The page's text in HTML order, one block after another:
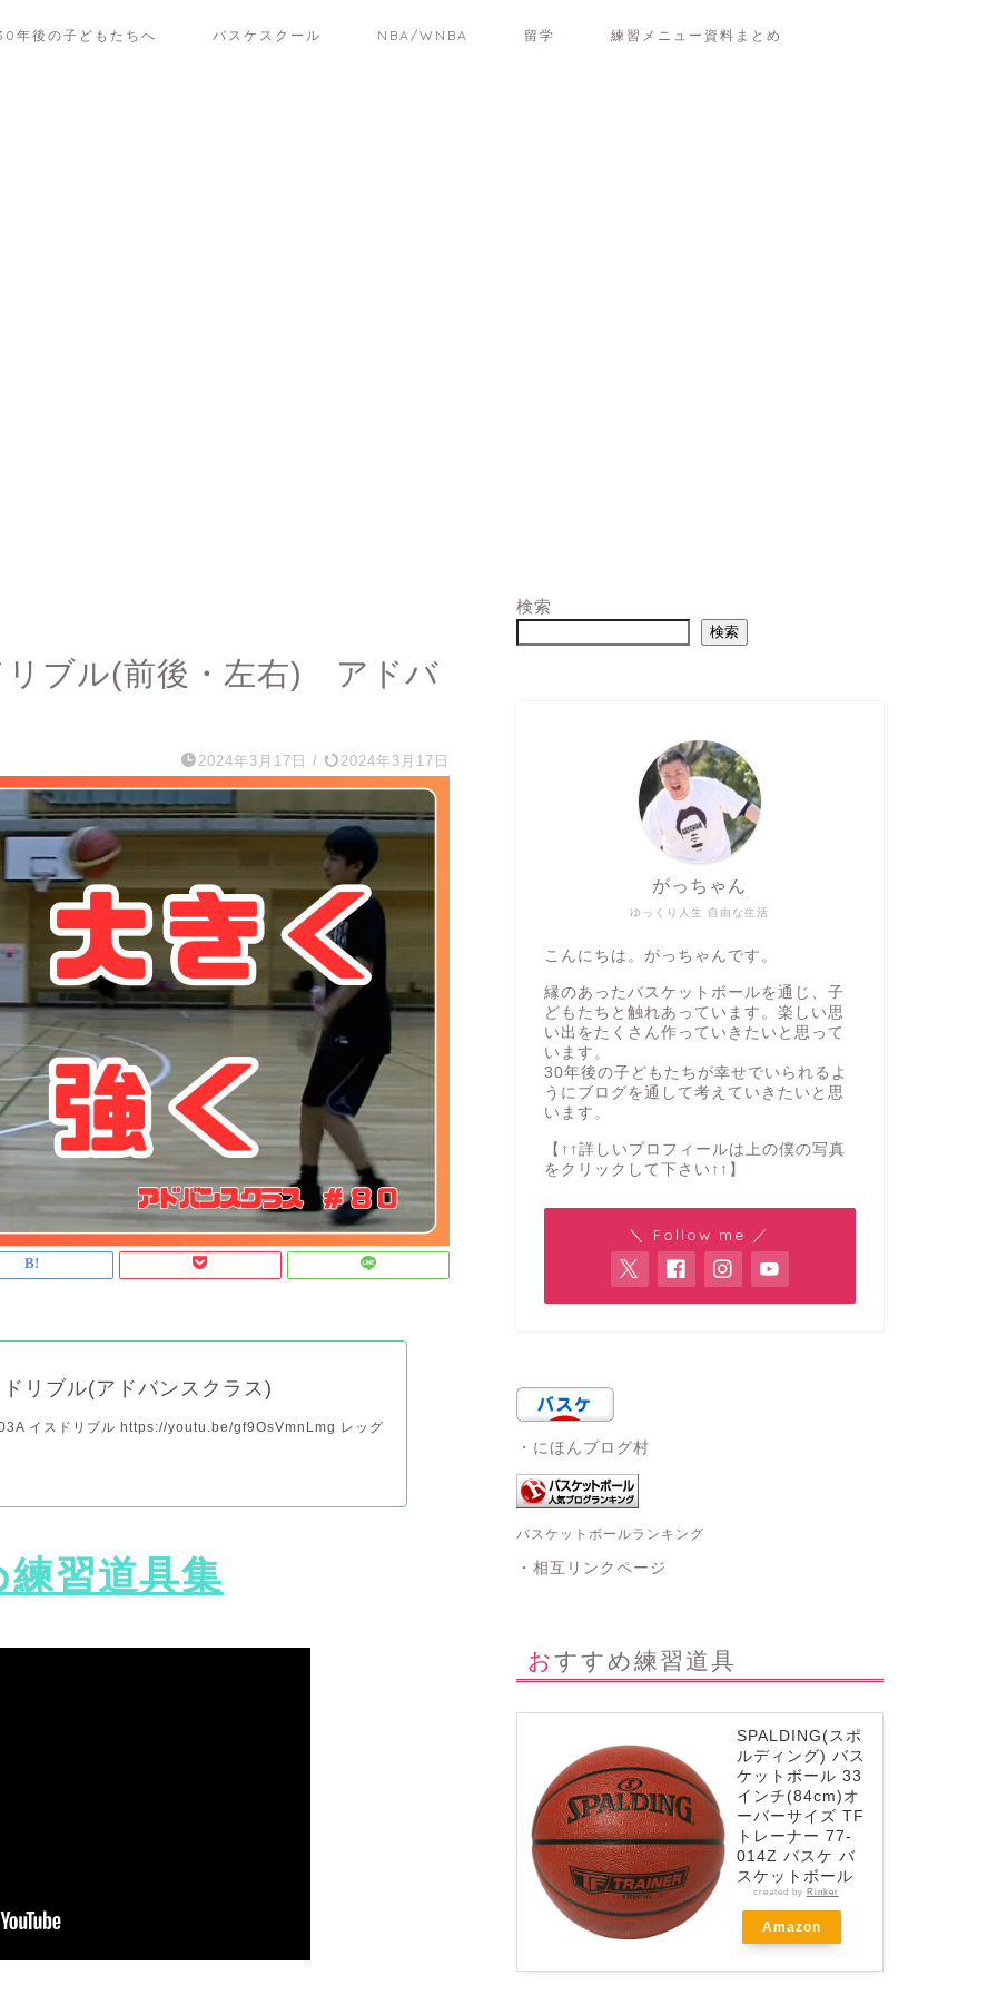
年後の子どもたちへ バスケスクール NBA/WNBA 留学 練習メニュー資料まとめ
リブル(前後・左右) アドバ
2024年3月17日 / 2024年3月17日
リブル(アドバンスクラス)
イスドリブル https://youtu.be/gf9OsVmnLmg レッグ
習道具集
検索
検索
ゆっくり人生 自由な生活
がっちゃん
こんにちは。がっちゃんです。
縁のあったバスケットボールを通じ、子
どもたちと触れあっています。楽しい思
い出をたくさん作っていきたいと思って
います。
30年後の子どもたちが幸せでいられるよ
うにブログを通して考えていきたいと思
います。
【↑↑詳しいプロフィールは上の僕の写真
をクリックして下さい↑↑】
＼ Follow me ／
・にほんブログ村
バスケットボールランキング
・相互リンクページ
おすすめ練習道具
SPALDING(スポ
ルディング) バス
ケットボール 33
インチ(84cm)オ
ーバーサイズ TF
トレーナー 77-
014Z バスケ バ
スケットボール
created by Rinker
Amazon